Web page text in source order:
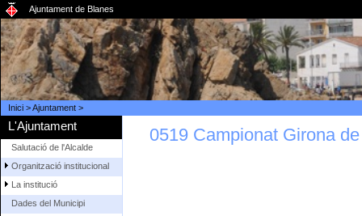
Ajuntament de Blanes
Inici>Ajuntament>
L'Ajuntament
Salutació de l'Alcalde
Organització institucional
La institució
Dades del Municipi
0519 Campionat Girona